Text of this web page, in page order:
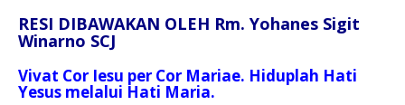
RESI DIBAWAKAN OLEH Rm. Yohanes Sigit
Winarno SCJ
Vivat Cor Iesu per Cor Mariae. Hiduplah Hati
Yesus melalui Hati Maria.